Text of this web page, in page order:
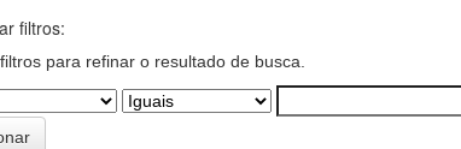
filtros:
para refinar o resultado de busca.